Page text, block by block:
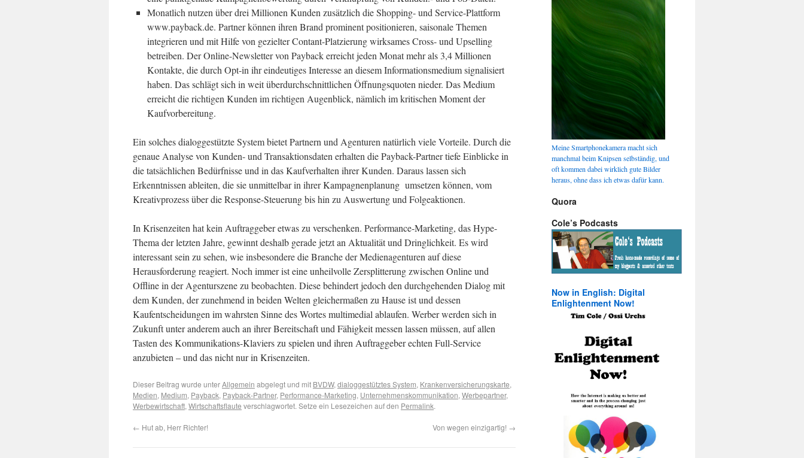
Monatlich nutzen über drei Millionen Kunden zusätzlich die Shopping- und Service-Plattform
www.payback.de. Partner können ihren Brand prominent positionieren, saisonale Themen
integrieren und mit Hilfe von gezielter Contant-Platzierung wirksames Cross- und Upselling
betreiben. Der Online-Newsletter von Payback erreicht jeden Monat mehr als 3,4 Millionen
Kontakte, die durch Opt-in ihr eindeutiges Interesse an diesem Informationsmedium signalisiert
haben. Das schlägt sich in weit überdurchschnittlichen Öffnungsquoten nieder. Das Medium
erreicht die richtigen Kunden im richtigen Augenblick, nämlich im kritischen Moment der
Kaufvorbereitung.
Ein solches dialoggestützte System bietet Partnern und Agenturen natürlich viele Vorteile. Durch die
genaue Analyse von Kunden- und Transaktionsdaten erhalten die Payback-Partner tiefe Einblicke in
die tatsächlichen Bedürfnisse und in das Kaufverhalten ihrer Kunden. Daraus lassen sich
Erkenntnissen ableiten, die sie unmittelbar in ihrer Kampagnenplanung umsetzen können, vom
Kreativprozess über die Response-Steuerung bis hin zu Auswertung und Folgeaktionen.
In Krisenzeiten hat kein Auftraggeber etwas zu verschenken. Performance-Marketing, das Hype-
Thema der letzten Jahre, gewinnt deshalb gerade jetzt an Aktualität und Dringlichkeit. Es wird
interessant sein zu sehen, wie insbesondere die Branche der Medienagenturen auf diese
Herausforderung reagiert. Noch immer ist eine unheilvolle Zersplitterung zwischen Online und
Offline in der Agenturszene zu beobachten. Diese behindert jedoch den durchgehenden Dialog mit
dem Kunden, der zunehmend in beiden Welten gleichermaßen zu Hause ist und dessen
Kaufentscheidungen im wahrsten Sinne des Wortes multimedial ablaufen. Werber werden sich in
Zukunft unter anderem auch an ihrer Bereitschaft und Fähigkeit messen lassen müssen, auf allen
Tasten des Kommunikations-Klaviers zu spielen und ihren Auftraggeber echten Full-Service
anzubieten – und das nicht nur in Krisenzeiten.
Dieser Beitrag wurde unterAllgemein abgelegt und mit BVDW, dialoggestütztes System, Krankenversicherungskarte,
Medien, Medium, Payback, Payback-Partner, Performance-Marketing, Unternehmenskommunikation, Werbepartner,
Werbewirtschaft, Wirtschaftsflaute verschlagwortet. Setze ein Lesezeichen auf den Permalink.
← Hut ab, Herr Richter! Von wegen einzigartig! →
Meine Smartphonekamera macht sich
manchmal beim Knipsen selbständig, und
oft kommen dabei wirklich gute Bilder
heraus, ohne dass ich etwas dafür kann.
Quora
Cole’s Podcasts
Now in English: Digital
Enlightenment Now!